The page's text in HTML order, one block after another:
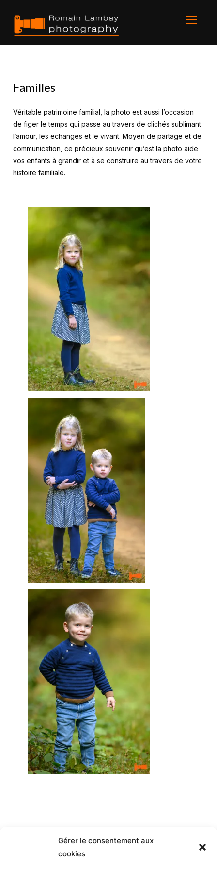
Gérer le consentement aux
cookies
Familles
Véritable patrimoine familial, la photo est aussi l’occasion
de figer le temps qui passe au travers de clichés sublimant
l’amour, les échanges et le vivant. Moyen de partage et de
communication, ce précieux souvenir qu’est la photo aide
vos enfants à grandir et à se construire au travers de votre
histoire familiale.